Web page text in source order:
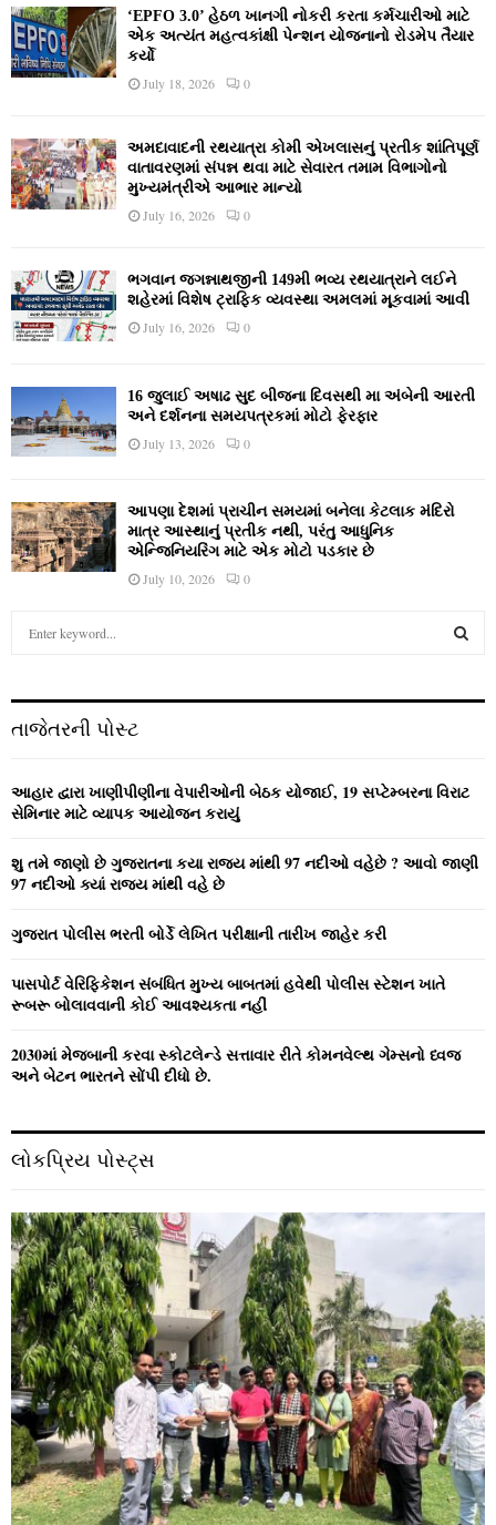
‘EPFO 3.0’ હેઠળ ખાનગી નોકરી કરતા કર્મચારીઓ માટે
એક અત્યંત મહત્વકાંક્ષી પેન્શન યોજનાનો રોડમેપ તૈયાર
કર્યો
July 18, 2026 0
અમદાવાદની રથયાત્રા કોમી એખલાસનું પ્રતીક શાંતિપૂર્ણ
વાતાવરણમાં સંપન્ન થવા માટે સેવારત તમામ વિભાગોનો
મુખ્યમંત્રીએ આભાર માન્યો
July 16, 2026 0
ભગવાન જગન્નાથજીની 149મી ભવ્ય રથયાત્રાને લઈને
શહેરમાં વિશેષ ટ્રાફિક વ્યવસ્થા અમલમાં મૂકવામાં આવી
July 16, 2026 0
16 જુલાઈ અષાઢ સુદ બીજના દિવસથી મા અંબેની આરતી
અને દર્શનના સમયપત્રકમાં મોટો ફેરફાર
July 13, 2026 0
આપણા દેશમાં પ્રાચીન સમયમાં બનેલા કેટલાક મંદિરો
માત્ર આસ્થાનું પ્રતીક નથી, પરંતુ આધુનિક
એન્જિનિયરિંગ માટે એક મોટો પડકાર છે
July 10, 2026 0
h
o
r
C
તાજેતરની પોસ્ટ
આહાર દ્વારા ખાણીપીણીના વેપારીઓની બેઠક યોજાઈ, 19 સપ્ટેમ્બરના વિરાટ
સેમિનાર માટે વ્યાપક આયોજન કરાયું
શુ તમે જાણો છે ગુજરાતના કયા રાજ્ય માંથી 97 નદીઓ વહેછે ? આવો જાણી
97 નદીઓ ક્યાં રાજ્ય માંથી વહે છે
ગુજરાત પોલીસ ભરતી બોર્ડે લેખિત પરીક્ષાની તારીખ જાહેર કરી
પાસપોર્ટ વેરિફિકેશન સંબંધિત મુખ્ય બાબતમાં હવેથી પોલીસ સ્ટેશન ખાતે
રૂબરૂ બોલાવવાની કોઈ આવશ્યકતા નહીં
2030માં મેજબાની કરવા સ્કોટલેન્ડે સત્તાવાર રીતે કોમનવેલ્થ ગેમ્સનો ધ્વજ
અને બેટન ભારતને સોંપી દીધો છે.
લોકપ્રિય પોસ્ટ્સ